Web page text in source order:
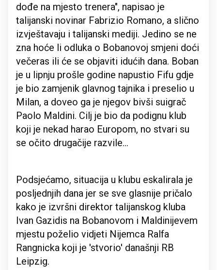
dođe na mjesto trenera", napisao je
talijanski novinar Fabrizio Romano, a slično
izvještavaju i talijanski mediji. Jedino se ne
zna hoće li odluka o Bobanovoj smjeni doći
večeras ili će se objaviti idućih dana. Boban
je u lipnju prošle godine napustio Fifu gdje
je bio zamjenik glavnog tajnika i preselio u
Milan, a doveo ga je njegov bivši suigrač
Paolo Maldini. Cilj je bio da podignu klub
koji je nekad harao Europom, no stvari su
se očito drugačije razvile...
Podsjećamo, situacija u klubu eskalirala je
posljednjih dana jer se sve glasnije pričalo
kako je izvršni direktor talijanskog kluba
Ivan Gazidis na Bobanovom i Maldinijevem
mjestu poželio vidjeti Nijemca Ralfa
Rangnicka koji je 'stvorio' današnji RB
Leipzig.